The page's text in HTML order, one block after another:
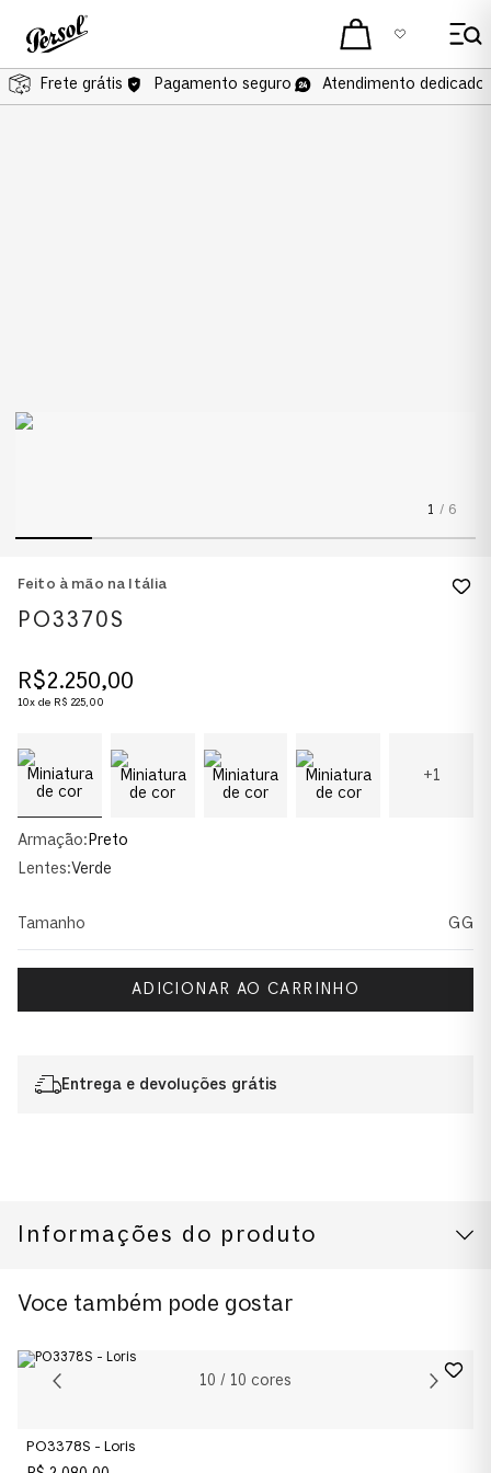
Frete grátis Pagamento seguro Atendimento dedicado
1 / 6
Feito à mão na Itália
PO3370S
R$2.250,00
10x de R$ 225,00
+1
Armação: Preto
Lentes:Verde
Tamanho GG
ADICIONAR AO CARRINHO
Entrega e devoluções grátis
Informações do produto
CUIDADOS COM O PRODUTO
0PO3369S
Cor da Armação
Cor das Lentes
Voce também pode gostar
10 / 10 cores
PO3378S - Loris